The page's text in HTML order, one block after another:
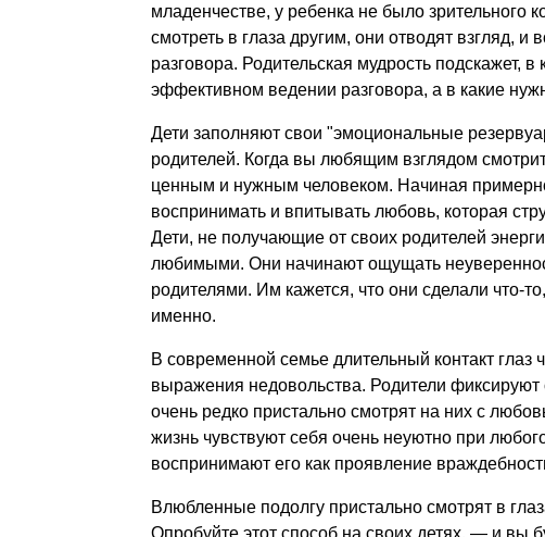
младенчестве, у ребенка не было зрительного
смотреть в глаза другим, они отводят взгляд, и
разговора. Родительская мудрость подскажет,
эффективном ведении разговора, а в какие
Дети заполняют свои "эмоциональные
родителей. Когда вы любящим взглядом
ценным и нужным человеком. Начиная
воспринимать и впитывать любовь, которая
Дети, не получающие от своих родителей
любимыми. Они начинают ощущать
родителями. Им кажется, что они сделали что-
именно.
В современной семье длительный контакт глаз
выражения недовольства. Родители фиксируют
очень редко пристально смотрят на них с
жизнь чувствуют себя очень неуютно при
воспринимают его как проявление
Влюбленные подолгу пристально смотрят в
Опробуйте этот способ на своих детях, — и вы